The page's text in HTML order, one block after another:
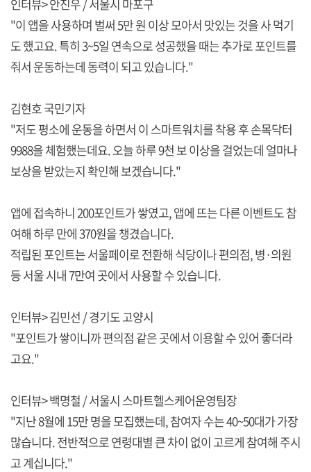
인터뷰> 안진우 / 서울시 마포구
"이 앱을 사용하며 벌써 5만 원 이상 모아서 맛있는 것을 사 먹기
도 했고요. 특히 3~5일 연속으로 성공했을 때는 추가로 포인트를
줘서 운동하는데 동력이 되고 있습니다."
김현호 국민기자
"저도 평소에 운동을 하면서 이 스마트워치를 착용 후 손목닥터
9988을 체험했는데요. 오늘 하루 9천 보 이상을 걸었는데 얼마나
보상을 받았는지 확인해 보겠습니다."
앱에 접속하니 200포인트가 쌓였고, 앱에 뜨는 다른 이벤트도 참
여해 하루 만에 370원을 챙겼습니다.
적립된 포인트는 서울페이로 전환해 식당이나 편의점, 병·의원
등 서울 시내 7만여 곳에서 사용할 수 있습니다.
인터뷰> 김민선 / 경기도 고양시
"포인트가 쌓이니까 편의점 같은 곳에서 이용할 수 있어 좋더라
고요."
인터뷰> 백명철 / 서울시 스마트헬스케어운영팀장
"지난 8월에 15만 명을 모집했는데, 참여자 수는 40~50대가 가장
많습니다. 전반적으로 연령대별 큰 차이 없이 고르게 참여해 주시
고 계십니다."